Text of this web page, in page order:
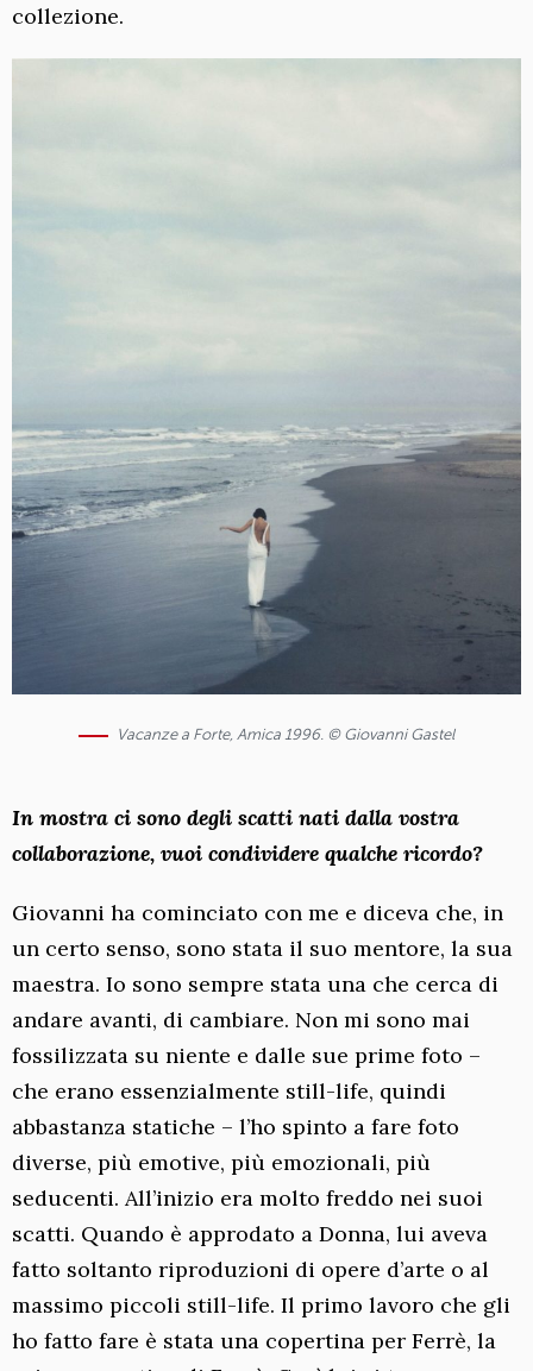
collezione.
Vacanze a Forte, Amica 1996. © Giovanni Gastel
In mostra ci sono degli scatti nati dalla vostra
collaborazione, vuoi condividere qualche ricordo?
Giovanni ha cominciato con me e diceva che, in
un certo senso, sono stata il suo mentore, la sua
maestra. Io sono sempre stata una che cerca di
andare avanti, di cambiare. Non mi sono mai
fossilizzata su niente e dalle sue prime foto –
che erano essenzialmente still-life, quindi
abbastanza statiche – l’ho spinto a fare foto
diverse, più emotive, più emozionali, più
seducenti. All’inizio era molto freddo nei suoi
scatti. Quando è approdato a Donna, lui aveva
fatto soltanto riproduzioni di opere d’arte o al
massimo piccoli still-life. Il primo lavoro che gli
ho fatto fare è stata una copertina per Ferrè, la